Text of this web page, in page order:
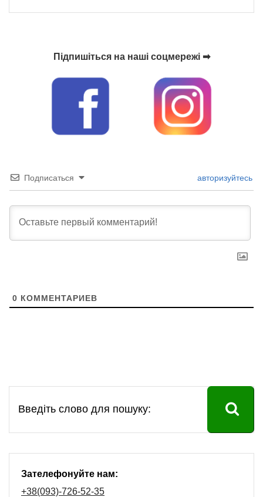
Підпишіться на наші соцмережі ➡
Подписаться авторизуйтесь
0 КОММЕНТАРИЕВ
Зателефонуйте нам:
+38(093)-726-52-35